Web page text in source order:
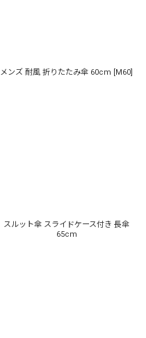
メンズ 耐風 折りたたみ傘 60cm [M60]
スルット傘 スライドケース付き 長傘
65cm